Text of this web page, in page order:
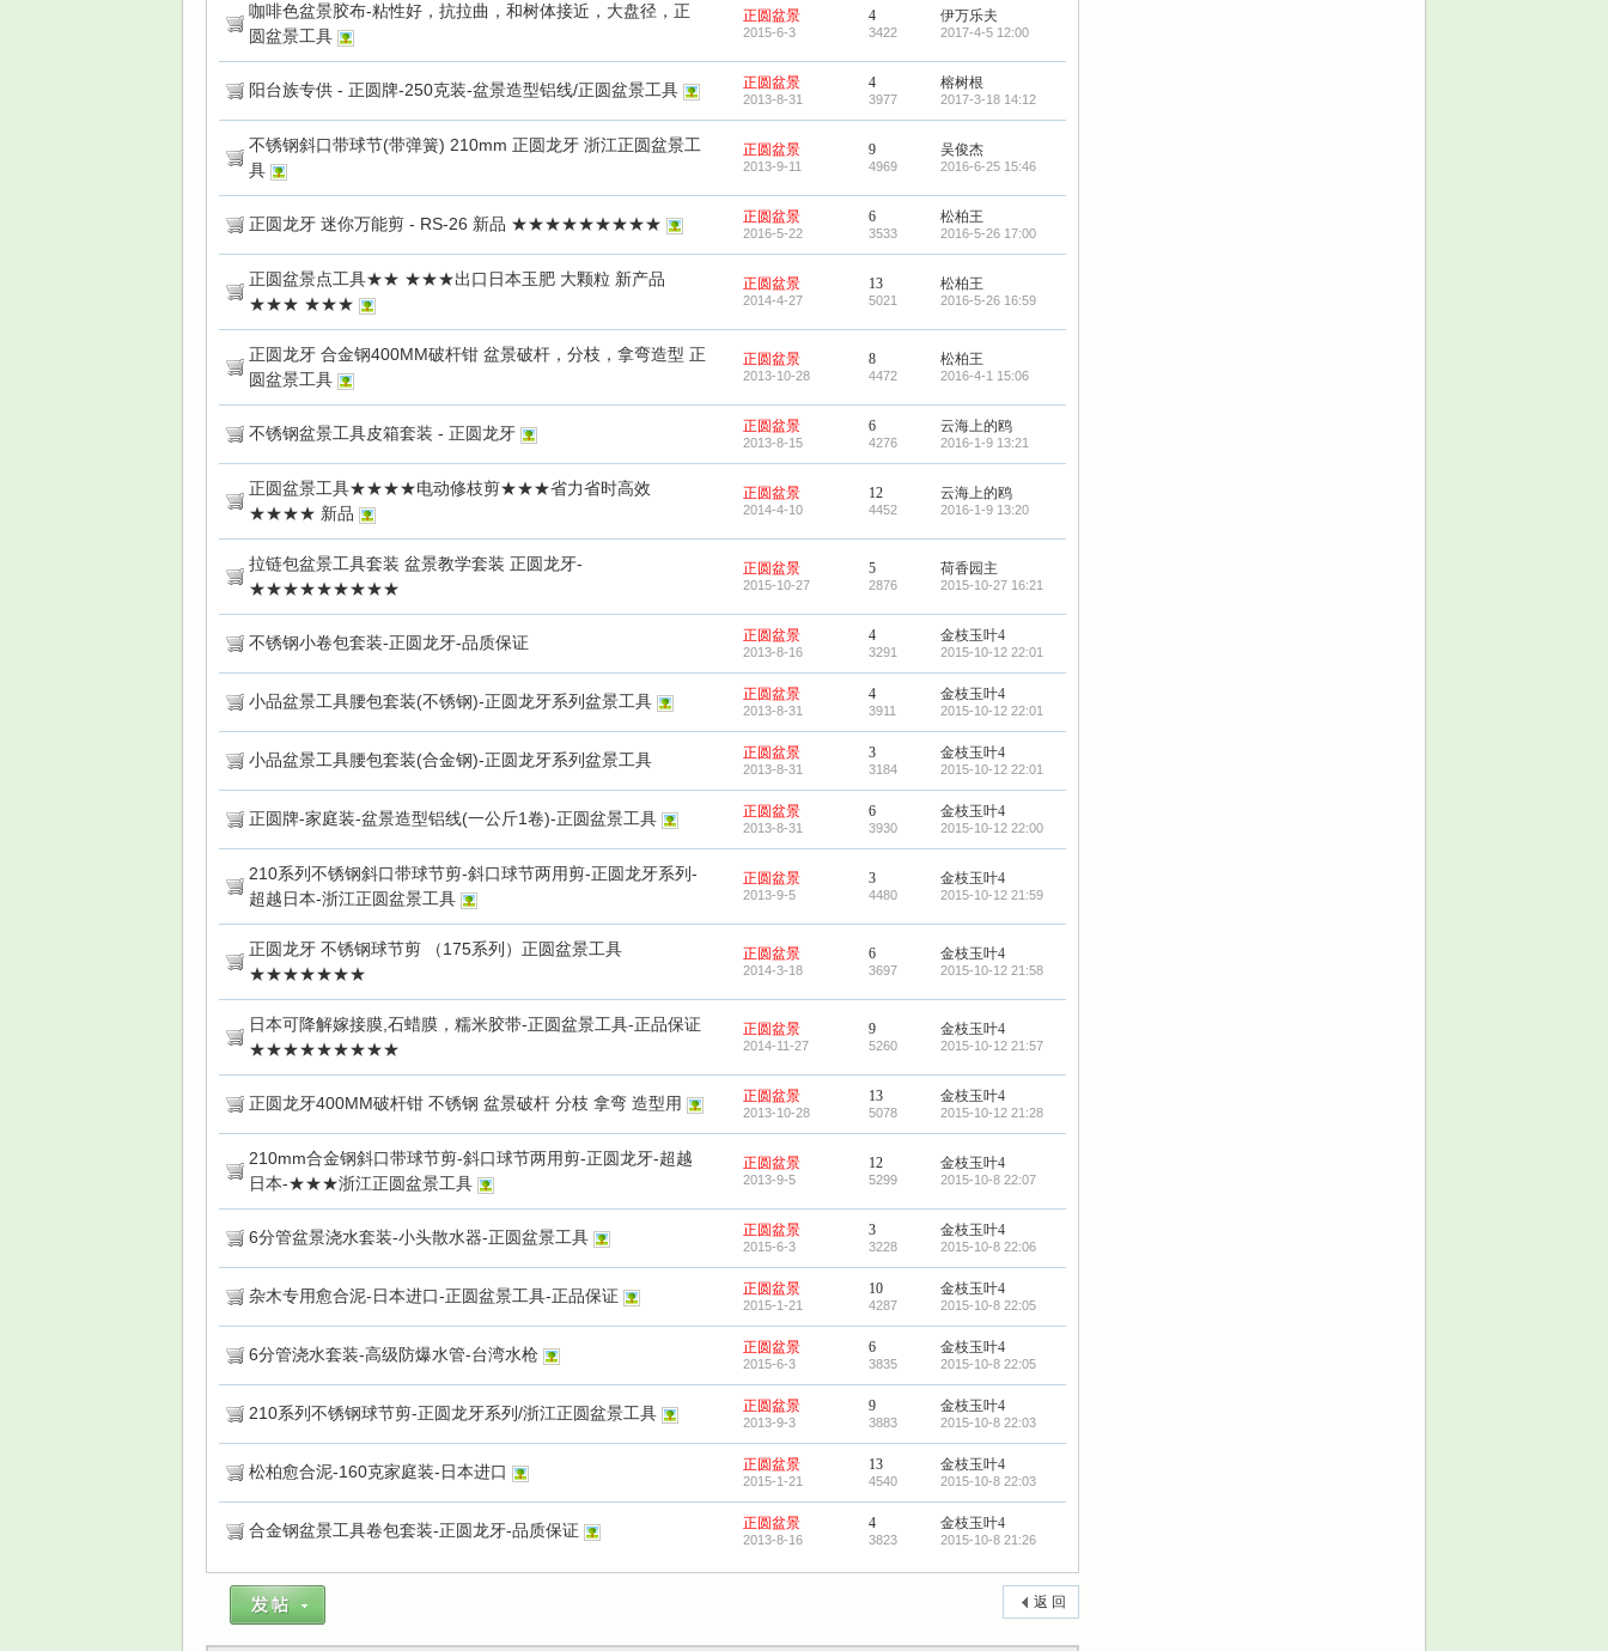
咖啡色盆景胶布-粘性好，抗拉曲，和树体接近，大盘径，正
圆盆景工具
正圆盆景
2015-6-3
4
3422
伊万乐夫
2017-4-5 12:00
阳台族专供 - 正圆牌-250克装-盆景造型铝线/正圆盆景工具 正圆盆景
2013-8-31
4
3977
榕树根
2017-3-18 14:12
不锈钢斜口带球节(带弹簧) 210mm 正圆龙牙 浙江正圆盆景工
具
正圆盆景
2013-9-11
9
4969
吴俊杰
2016-6-25 15:46
正圆龙牙 迷你万能剪 - RS-26 新品 ★★★★★★★★★ 正圆盆景
2016-5-22
6
3533
松柏王
2016-5-26 17:00
正圆盆景点工具★★ ★★★出口日本玉肥 大颗粒 新产品
★★★ ★★★
正圆盆景
2014-4-27
13
5021
松柏王
2016-5-26 16:59
正圆龙牙 合金钢400MM破杆钳 盆景破杆，分枝，拿弯造型 正
圆盆景工具
正圆盆景
2013-10-28
8
4472
松柏王
2016-4-1 15:06
不锈钢盆景工具皮箱套装 - 正圆龙牙 正圆盆景
2013-8-15
6
4276
云海上的鸥
2016-1-9 13:21
正圆盆景工具★★★★电动修枝剪★★★省力省时高效
★★★★ 新品
正圆盆景
2014-4-10
12
4452
云海上的鸥
2016-1-9 13:20
拉链包盆景工具套装 盆景教学套装 正圆龙牙-
★★★★★★★★★
正圆盆景
2015-10-27
5
2876
荷香园主
2015-10-27 16:21
不锈钢小卷包套装-正圆龙牙-品质保证 正圆盆景
2013-8-16
4
3291
金枝玉叶4
2015-10-12 22:01
小品盆景工具腰包套装(不锈钢)-正圆龙牙系列盆景工具 正圆盆景
2013-8-31
4
3911
金枝玉叶4
2015-10-12 22:01
小品盆景工具腰包套装(合金钢)-正圆龙牙系列盆景工具 正圆盆景
2013-8-31
3
3184
金枝玉叶4
2015-10-12 22:01
正圆牌-家庭装-盆景造型铝线(一公斤1卷)-正圆盆景工具 正圆盆景
2013-8-31
6
3930
金枝玉叶4
2015-10-12 22:00
210系列不锈钢斜口带球节剪-斜口球节两用剪-正圆龙牙系列-
超越日本-浙江正圆盆景工具
正圆盆景
2013-9-5
3
4480
金枝玉叶4
2015-10-12 21:59
正圆龙牙 不锈钢球节剪 （175系列）正圆盆景工具
★★★★★★★
正圆盆景
2014-3-18
6
3697
金枝玉叶4
2015-10-12 21:58
日本可降解嫁接膜,石蜡膜，糯米胶带-正圆盆景工具-正品保证
★★★★★★★★★
正圆盆景
2014-11-27
9
5260
金枝玉叶4
2015-10-12 21:57
正圆龙牙400MM破杆钳 不锈钢 盆景破杆 分枝 拿弯 造型用 正圆盆景
2013-10-28
13
5078
金枝玉叶4
2015-10-12 21:28
210mm合金钢斜口带球节剪-斜口球节两用剪-正圆龙牙-超越
日本-★★★浙江正圆盆景工具
正圆盆景
2013-9-5
12
5299
金枝玉叶4
2015-10-8 22:07
6分管盆景浇水套装-小头散水器-正圆盆景工具 正圆盆景
2015-6-3
3
3228
金枝玉叶4
2015-10-8 22:06
杂木专用愈合泥-日本进口-正圆盆景工具-正品保证 正圆盆景
2015-1-21
10
4287
金枝玉叶4
2015-10-8 22:05
6分管浇水套装-高级防爆水管-台湾水枪 正圆盆景
2015-6-3
6
3835
金枝玉叶4
2015-10-8 22:05
210系列不锈钢球节剪-正圆龙牙系列/浙江正圆盆景工具 正圆盆景
2013-9-3
9
3883
金枝玉叶4
2015-10-8 22:03
松柏愈合泥-160克家庭装-日本进口 正圆盆景
2015-1-21
13
4540
金枝玉叶4
2015-10-8 22:03
合金钢盆景工具卷包套装-正圆龙牙-品质保证 正圆盆景
2013-8-16
4
3823
金枝玉叶4
2015-10-8 21:26
返 回